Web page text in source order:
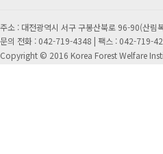
주소 : 대전광역시 서구 구봉산북로 96-90(산림
문의 전화 : 042-719-4348 | 팩스 : 042-719-
Copyright © 2016 Korea Forest Welfare